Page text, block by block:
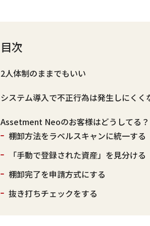
目次
2人体制のままでもいい
システム導入で不正行為は発生しにくく
Assetment Neoのお客様はどうしてる？
棚卸方法をラベルスキャンに統一する
「手動で登録された資産」を見分ける
棚卸完了を申請方式にする
抜き打ちチェックをする